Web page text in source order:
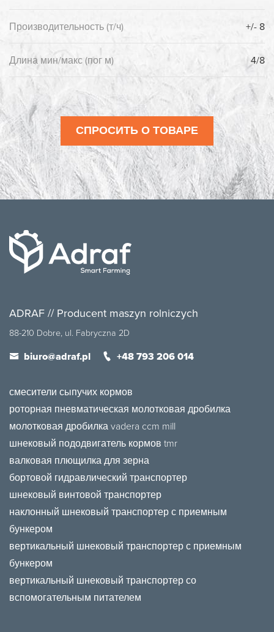
Производительность (т/ч) +/- 8
Длина мин/макс (пог м) 4/8
СПРОСИТЬ О ТОВАРЕ
ADRAF // Producent maszyn rolniczych
88-210 Dobre, ul. Fabryczna 2D
biuro@adraf.pl +48 793 206 014
смесители сыпучих кормов
роторная пневматическая молотковая дробилка
молотковая дробилка vadera ccm mill
шнековый пододвигатель кормов tmr
валковая плющилка для зерна
бортовой гидравлический транспортер
шнековый винтовой транспортер
наклонный шнековый транспортер с приемным
бункером
вертикальный шнековый транспортер с приемным
бункером
вертикальный шнековый транспортер со
вспомогательным питателем